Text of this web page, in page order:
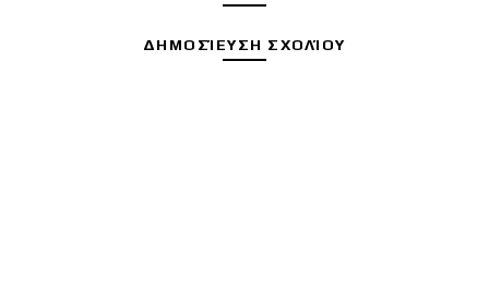
ΔΗΜΟΣΊΕΥΣΗ ΣΧΟΛΊΟΥ